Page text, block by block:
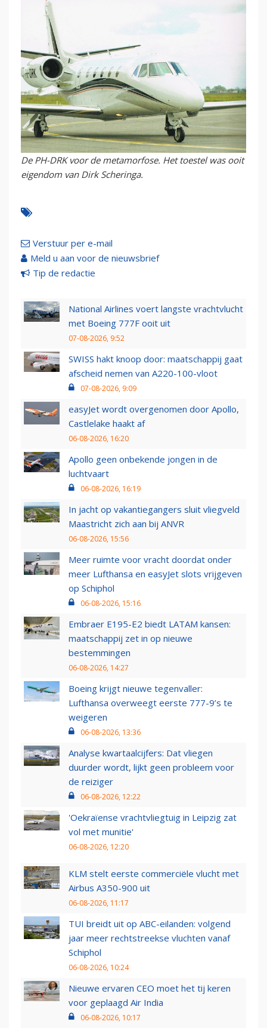
De PH-DRK voor de metamorfose. Het toestel was ooit
eigendom van Dirk Scheringa.
Verstuur per e-mail
Meld u aan voor de nieuwsbrief
Tip de redactie
National Airlines voert langste vrachtvlucht
met Boeing 777F ooit uit
07-08-2026, 9:52
SWISS hakt knoop door: maatschappij gaat
afscheid nemen van A220-100-vloot
07-08-2026, 9:09
easyJet wordt overgenomen door Apollo,
Castlelake haakt af
06-08-2026, 16:20
Apollo geen onbekende jongen in de
luchtvaart
06-08-2026, 16:19
In jacht op vakantiegangers sluit vliegveld
Maastricht zich aan bij ANVR
06-08-2026, 15:56
Meer ruimte voor vracht doordat onder
meer Lufthansa en easyJet slots vrijgeven
op Schiphol
06-08-2026, 15:16
Embraer E195-E2 biedt LATAM kansen:
maatschappij zet in op nieuwe
bestemmingen
06-08-2026, 14:27
Boeing krijgt nieuwe tegenvaller:
Lufthansa overweegt eerste 777-9’s te
weigeren
06-08-2026, 13:36
Analyse kwartaalcijfers: Dat vliegen
duurder wordt, lijkt geen probleem voor
de reiziger
06-08-2026, 12:22
'Oekraïense vrachtvliegtuig in Leipzig zat
vol met munitie'
06-08-2026, 12:20
KLM stelt eerste commerciële vlucht met
Airbus A350-900 uit
06-08-2026, 11:17
TUI breidt uit op ABC-eilanden: volgend
jaar meer rechtstreekse vluchten vanaf
Schiphol
06-08-2026, 10:24
Nieuwe ervaren CEO moet het tij keren
voor geplaagd Air India
06-08-2026, 10:17